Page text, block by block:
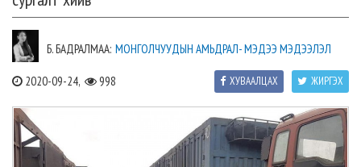
Б. БАДРАЛМАА: МОНГОЛЧУУДЫН АМЬДРАЛ- МЭДЭЭ МЭДЭЭЛЭЛ
2020-09-24, 998 ЖИРГЭХ
ХУВААЛЦАХ